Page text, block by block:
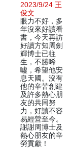
2023/9/24 王
俊文
眼力不好，多
年沒來好讀看
書，今天再訪
好讀方知周劍
輝博士已往
生，不勝唏
噓，希望他安
息天國。沒有
他的辛苦創建
及許多熱心朋
友的共同努
力，好讀不容
易經營至今。
謝謝周博士及
熱心朋友的辛
勞貢獻！